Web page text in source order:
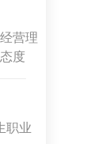
营理
度
职业